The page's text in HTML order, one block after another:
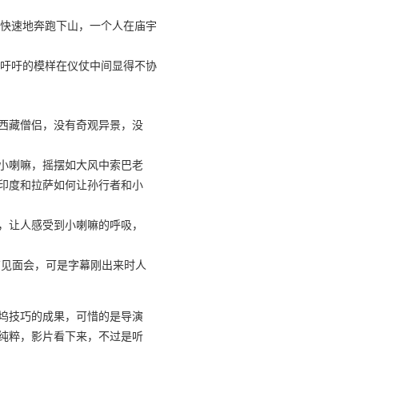
速地奔跑下山，一个人在庙宇
吁的模样在仪仗中间显得不协
藏僧侣，没有奇观异景，没
喇嘛，摇摆如大风中索巴老
度和拉萨如何让孙行者和小
人感受到小喇嘛的呼吸，
面会，可是字幕刚出来时人
技巧的成果，可惜的是导演
粹，影片看下来，不过是听